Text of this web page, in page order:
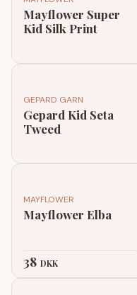
Mayflower Super
Kid Silk Print
GEPARD GARN
Gepard Kid Seta
Tweed
MAYFLOWER
Mayflower Elba
38 DKK